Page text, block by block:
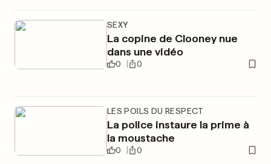
SEXY
La copine de Clooney nue
dans une vidéo
0 0
LES POILS DU RESPECT
La police instaure la prime à
la moustache
0 0